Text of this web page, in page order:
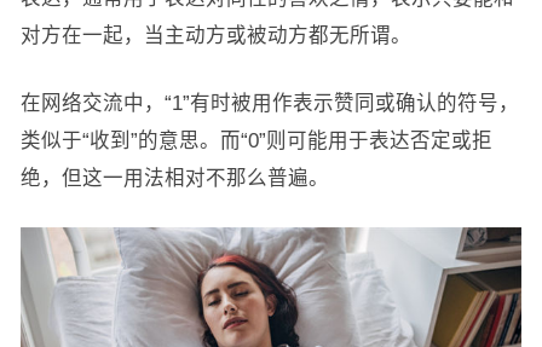
对方在一起，当主动方或被动方都无所谓。
在网络交流中，“1”有时被用作表示赞同或确认的符号，
类似于“收到”的意思。而“0”则可能用于表达否定或拒
绝，但这一用法相对不那么普遍。